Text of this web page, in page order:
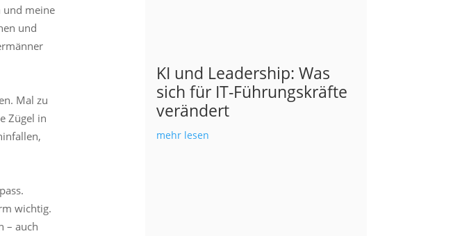
und meine
und
Mal zu
Zügel in
wichtig.
– auch
KI und Leadership: Was
sich für IT-Führungskräfte
verändert
mehr lesen